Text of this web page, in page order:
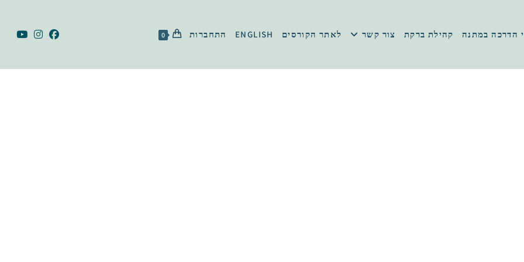
הדרכה במתנה קהילת ברקת צור קשר לאתר הקורסים ENGLISH התחברות 0